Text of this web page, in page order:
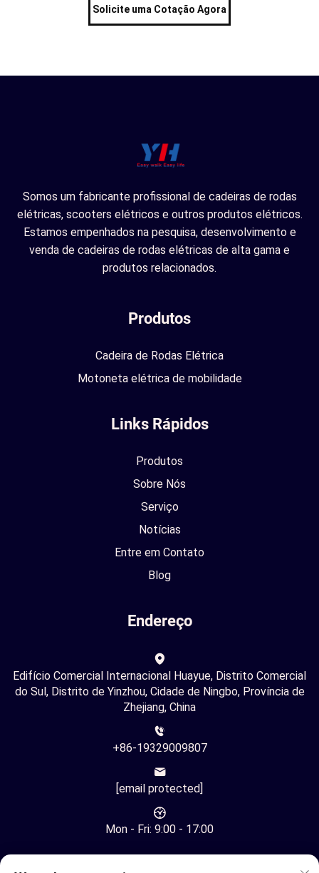
Solicite uma Cotação Agora
Somos um fabricante profissional de cadeiras de rodas
elétricas, scooters elétricos e outros produtos elétricos.
Estamos empenhados na pesquisa, desenvolvimento e
venda de cadeiras de rodas elétricas de alta gama e
produtos relacionados.
Produtos
Cadeira de Rodas Elétrica
Motoneta elétrica de mobilidade
Links Rápidos
Produtos
Sobre Nós
Serviço
Notícias
Entre em Contato
Blog
Endereço
Edifício Comercial Internacional Huayue, Distrito Comercial
do Sul, Distrito de Yinzhou, Cidade de Ningbo, Província de
Zhejiang, China
+86-19329009807
[email protected]
Mon - Fri: 9:00 - 17:00